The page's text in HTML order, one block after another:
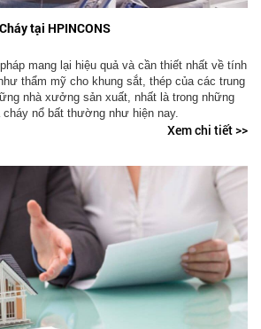
tại HPINCONS
mang lại hiệu quả và cần thiết nhất về tính
thẩm mỹ cho khung sắt, thép của các trung
nhà xưởng sản xuất, nhất là trong những
nổ bất thường như hiện nay.
Xem chi tiết >>